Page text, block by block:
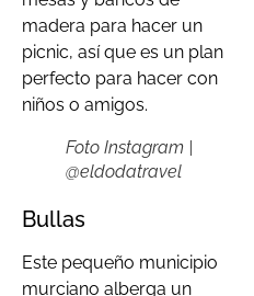
madera para hacer un
picnic, así que es un plan
perfecto para hacer con
niños o amigos.
Foto Instagram |
@eldodatravel
Bullas
Este pequeño municipio
murciano alberga un